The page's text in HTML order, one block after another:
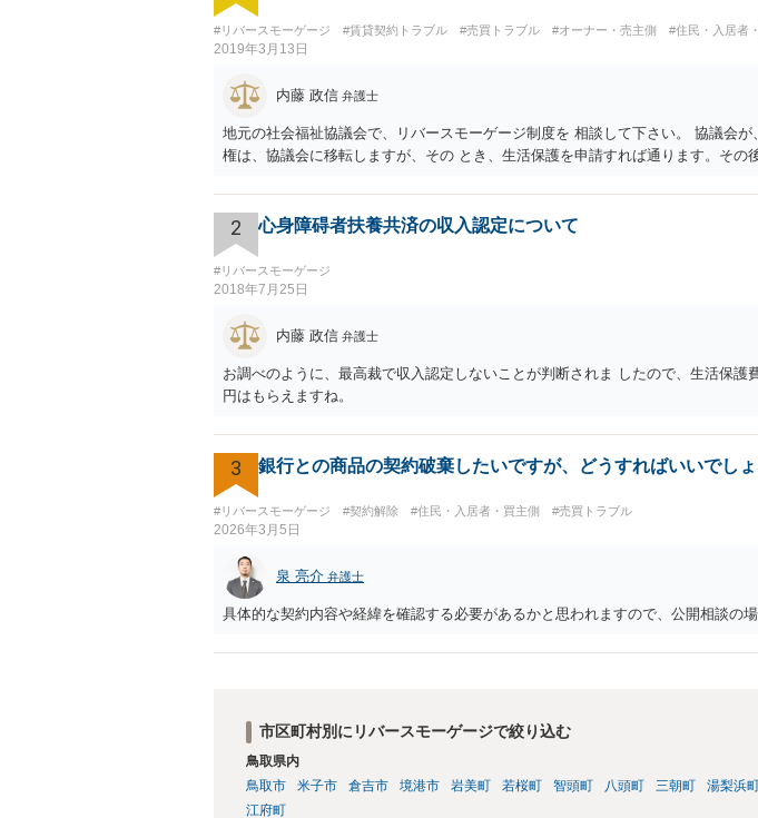
#リバースモーゲージ #賃貸契約トラブル #売買トラブル #オーナー・売主側 #住民・入居者
2019年3月13日
内藤 政信 弁護士
地元の社会福祉協議会で、リバースモーゲージ制度を 相談して下さい。 協議会
権は、協議会に移転しますが、その とき、生活保護を申請すれば通ります。その
2 心身障碍者扶養共済の収入認定について
#リバースモーゲージ
2018年7月25日
内藤 政信 弁護士
お調べのように、最高裁で収入認定しないことが判断されま したので、生活保
円はもらえますね。
3 銀行との商品の契約破棄したいですが、どうすればいいでしょ
#リバースモーゲージ #契約解除 #住民・入居者・買主側 #売買トラブル
2026年3月5日
泉 亮介 弁護士
具体的な契約内容や経緯を確認する必要があるかと思われますので、公開相談の
市区町村別にリバースモーゲージで絞り込む
鳥取県内
鳥取市
米子市 倉吉市 境港市 岩美町 若桜町 智頭町 八頭町 三朝町 湯梨浜
江府町